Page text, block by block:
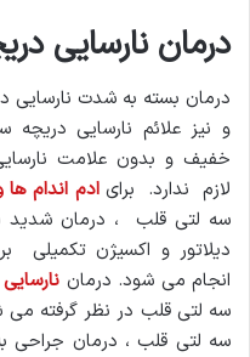
درمان نارسایی
درمان بسته به شدت نارسایی
و نیز علائم نارسایی
خفیف و بدون علامت
لازم ندارد. برایادم اندام
سه لتی قلب ، درمان شدید
دیلاتور و اکسیژن تکمیلی
انجام می شود. درمان
سه لتی قلب در نظر گرفته می